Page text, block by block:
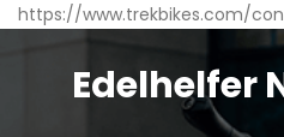
https://www.trekbikes.com/
Edelhelfer